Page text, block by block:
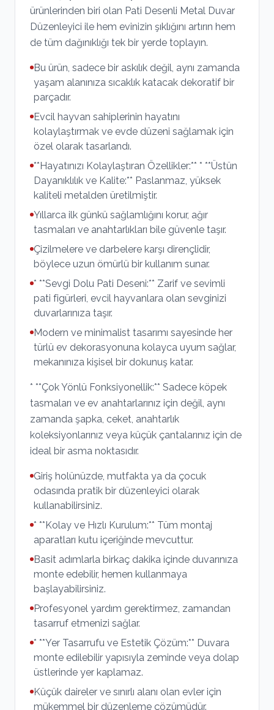
ürünlerinden biri olan Pati Desenli Metal Duvar
Düzenleyici ile hem evinizin şıklığını artırın hem
de tüm dağınıklığı tek bir yerde toplayın.
Bu ürün, sadece bir askılık değil, aynı zamanda
yaşam alanınıza sıcaklık katacak dekoratif bir
parçadır.
Evcil hayvan sahiplerinin hayatını
kolaylaştırmak ve evde düzeni sağlamak için
özel olarak tasarlandı.
**Hayatınızı Kolaylaştıran Özellikler:** * **Üstün
Dayanıklılık ve Kalite:** Paslanmaz, yüksek
kaliteli metalden üretilmiştir.
Yıllarca ilk günkü sağlamlığını korur, ağır
tasmaları ve anahtarlıkları bile güvenle taşır.
Çizilmelere ve darbelere karşı dirençlidir,
böylece uzun ömürlü bir kullanım sunar.
* **Sevgi Dolu Pati Deseni:** Zarif ve sevimli
pati figürleri, evcil hayvanlara olan sevginizi
duvarlarınıza taşır.
Modern ve minimalist tasarımı sayesinde her
türlü ev dekorasyonuna kolayca uyum sağlar,
mekanınıza kişisel bir dokunuş katar.
* **Çok Yönlü Fonksiyonellik:** Sadece köpek
tasmaları ve ev anahtarlarınız için değil, aynı
zamanda şapka, ceket, anahtarlık
koleksiyonlarınız veya küçük çantalarınız için de
ideal bir asma noktasıdır.
Giriş holünüzde, mutfakta ya da çocuk
odasında pratik bir düzenleyici olarak
kullanabilirsiniz.
* **Kolay ve Hızlı Kurulum:** Tüm montaj
aparatları kutu içeriğinde mevcuttur.
Basit adımlarla birkaç dakika içinde duvarınıza
monte edebilir, hemen kullanmaya
başlayabilirsiniz.
Profesyonel yardım gerektirmez, zamandan
tasarruf etmenizi sağlar.
* **Yer Tasarrufu ve Estetik Çözüm:** Duvara
monte edilebilir yapısıyla zeminde veya dolap
üstlerinde yer kaplamaz.
Küçük daireler ve sınırlı alanı olan evler için
mükemmel bir düzenleme çözümüdür.